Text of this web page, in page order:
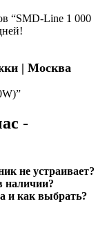
“SMD-Line 1 000
| Москва
-
не устраивает?
наличии?
и как выбрать?